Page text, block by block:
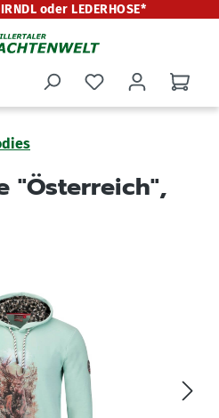
oder LEDERHOSE*
"Österreich",